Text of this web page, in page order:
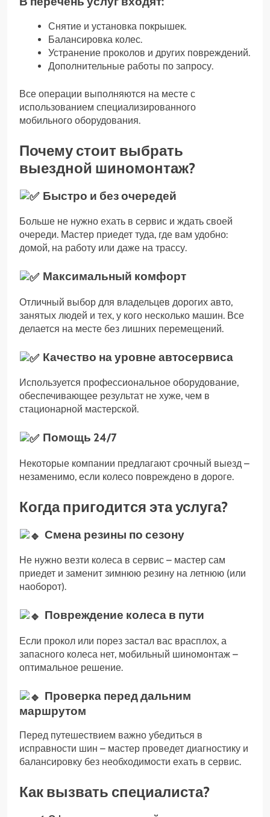
Снятие и установка покрышек.
Балансировка колес.
Устранение проколов и других повреждений.
Дополнительные работы по запросу.
Все операции выполняются на месте с
использованием специализированного
мобильного оборудования.
Почему стоит выбрать
выездной шиномонтаж?
Быстро и без очередей
Больше не нужно ехать в сервис и ждать своей
очереди. Мастер приедет туда, где вам удобно:
домой, на работу или даже на трассу.
Максимальный комфорт
Отличный выбор для владельцев дорогих авто,
занятых людей и тех, у кого несколько машин. Все
делается на месте без лишних перемещений.
Качество на уровне автосервиса
Используется профессиональное оборудование,
обеспечивающее результат не хуже, чем в
стационарной мастерской.
Помощь 24/7
Некоторые компании предлагают срочный выезд –
незаменимо, если колесо повреждено в дороге.
Когда пригодится эта услуга?
Смена резины по сезону
Не нужно везти колеса в сервис – мастер сам
приедет и заменит зимнюю резину на летнюю (или
наоборот).
Повреждение колеса в пути
Если прокол или порез застал вас врасплох, а
запасного колеса нет, мобильный шиномонтаж –
оптимальное решение.
Проверка перед дальним
маршрутом
Перед путешествием важно убедиться в
исправности шин – мастер проведет диагностику и
балансировку без необходимости ехать в сервис.
Как вызвать специалиста?